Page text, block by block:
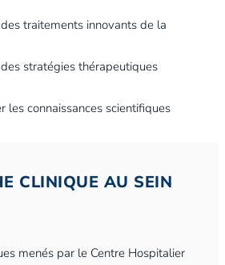
des traitements innovants de la
des stratégies thérapeutiques
les connaissances scientifiques
CLINIQUE AU SEIN
menés par le Centre Hospitalier